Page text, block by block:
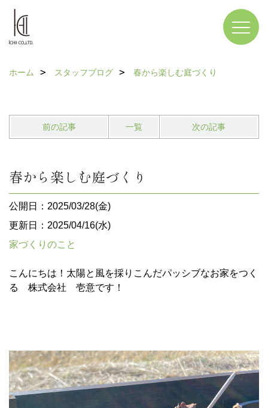
ホーム スタッフブログ 春から楽しむ庭づくり
前の記事 一覧 次の記事
春から楽しむ庭づくり
公開日：2025/03/28(金)
更新日：2025/04/16(水)
家づくりのこと
こんにちは！太陽と風を採りこんだパッシブなお家をつく
る 株式会社 壱意です！